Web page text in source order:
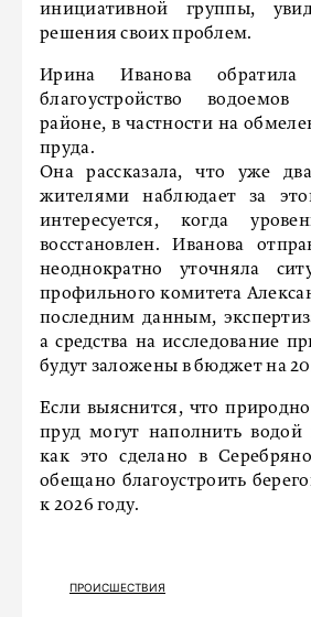
инициативной группы,
решения своих проблем.
Ирина Иванова
благоустройство
районе, в частности на
пруда.
Она рассказала, что уже
жителями наблюдает за
интересуется, когда
восстановлен. Иванова
неоднократно уточняла
профильного комитета
последним данным,
а средства на исследование
будут заложены в бюджет на
Если выяснится, что
пруд могут наполнить водой
как это сделано в
обещано благоустроить
к 2026 году.
ПРОИСШЕСТВИЯ